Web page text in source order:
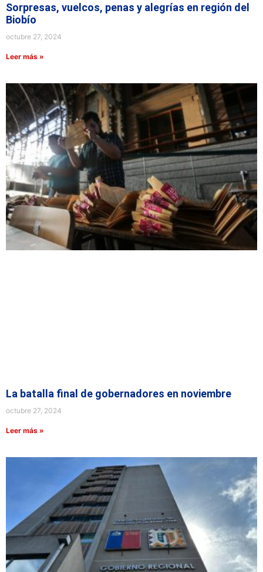
Sorpresas, vuelcos, penas y alegrías en región del
Biobío
octubre 27, 2024
Leer más »
La batalla final de gobernadores en noviembre
octubre 27, 2024
Leer más »